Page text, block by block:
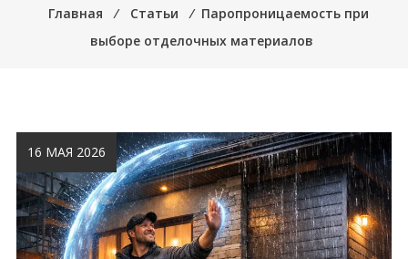
Главная ⁄ Статьи ⁄ Паропроницаемость при
выборе отделочных материалов
16 МАЯ 2026